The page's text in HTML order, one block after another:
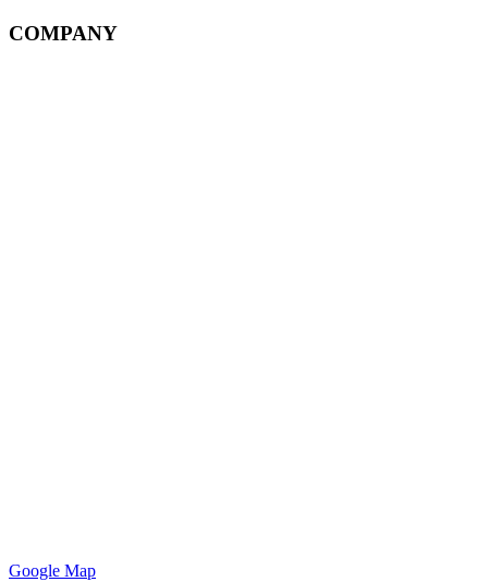
COMPANY
Google Map